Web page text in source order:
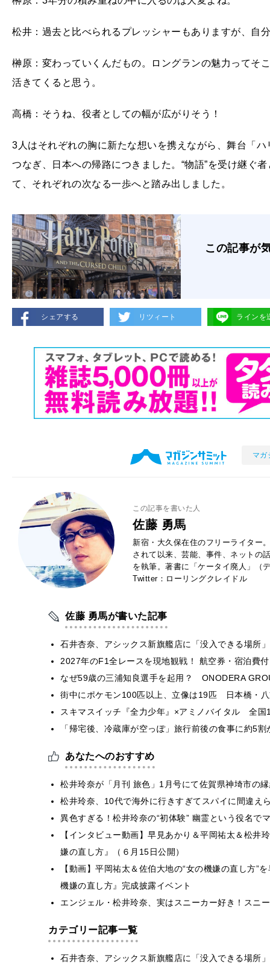
松井：過去と比べられるプレッシャーもありますが、自
榊原：変わっていくんだもの。ロングランの魅力ってそ
活きてくると思う。
高橋：そうね、役者としての幅が広がりそう！
3人はそれぞれの胸に新たな想いを携えながら、舞台「
つなぎ、日本への帰路につきました。“物語”を受け継ぐ
て、それぞれの次なる一歩へと踏み出しました。
この記事が
シェアする リツィート ラインを
マガ
この記事を書いた人
佐藤 勇馬
新宿・大久保在住のフリーライター
されて以来、芸能、事件、ネットの
を執筆。著書に「ケータイ廃人」（
Twitter：ローリングクレイドル
佐藤 勇馬が書いた記事
石井杏奈、アシックス新旗艦店に「没入できる場所
2027年のF1全レースを現地観戦！ 航空券・宿泊費
なぜ59歳の三浦知良選手を起用？ ONODERA
街中にポケモン100匹以上、立像は19匹 日本橋・
スキマスイッチ『全力少年』×アミノバイタル 全国
「帰宅後、冷蔵庫が空っぽ」旅行前後の食事に約5
あなたへのおすすめ
松井玲奈が「月刊 旅色」1月号にて佐賀県神埼市の
松井玲奈、10代で海外に行きすぎてスパイに間違え
異色すぎる！松井玲奈の“初体験” 幽霊という役名で
【インタビュー動画】早見あかり＆平岡祐太＆松井
嫌の直し方』（６月15日公開）
【動画】平岡祐太＆佐伯大地の“女の機嫌の直し方”
機嫌の直し方』完成披露イベント
エンジェル・松井玲奈、実はスニーカー好き！スニ
カテゴリー記事一覧
石井杏奈、アシックス新旗艦店に「没入できる場所